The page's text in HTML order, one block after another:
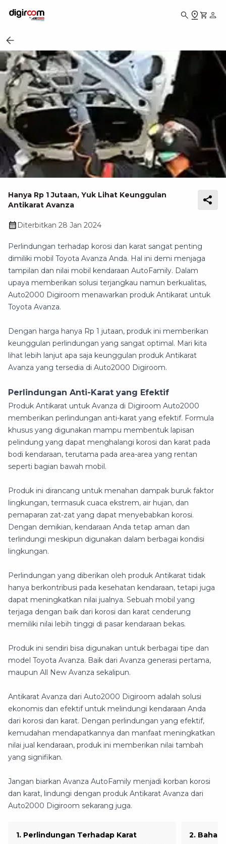
Hanya Rp 1 Jutaan, Yuk Lihat Keunggulan
Antikarat Avanza
Diterbitkan 28 Jan 2024
Perlindungan terhadap korosi dan karat sangat penting
dimiliki mobil Toyota Avanza Anda. Hal ini demi menjaga
tampilan dan nilai mobil kendaraan AutoFamily. Dalam
upaya memberikan solusi terjangkau namun berkualitas,
Auto2000 Digiroom menawarkan produk Antikarat untuk
Toyota Avanza.
Dengan harga hanya Rp 1 jutaan, produk ini memberikan
keunggulan perlindungan yang sangat optimal. Mari kita
lihat lebih lanjut apa saja keunggulan produk Antikarat
Avanza yang tersedia di Auto2000 Digiroom.
Perlindungan Anti-Karat yang Efektif
Produk Antikarat untuk Avanza di Digiroom Auto2000
memberikan perlindungan anti-karat yang efektif. Formula
khusus yang digunakan mampu membentuk lapisan
pelindung yang dapat menghalangi korosi dan karat pada
bodi kendaraan, terutama pada area-area yang rentan
seperti bagian bawah mobil.
Produk ini dirancang untuk menahan dampak buruk faktor
lingkungan, termasuk cuaca ekstrem, air hujan, dan
pemaparan zat-zat yang dapat menyebabkan korosi.
Dengan demikian, kendaraan Anda tetap aman dan
terlindungi meskipun digunakan dalam berbagai kondisi
lingkungan.
Perlindungan yang diberikan oleh produk Antikarat tidak
hanya berkontribusi pada kesehatan kendaraan, tetapi juga
dapat meningkatkan nilai jualnya. Sebuah mobil yang
terjaga dengan baik dari korosi dan karat cenderung
memiliki nilai lebih tinggi di pasar kendaraan bekas.
Produk ini sendiri bisa digunakan untuk berbagai tipe dan
model Toyota Avanza. Baik dari Avanza generasi pertama,
maupun All New Avanza sekalipun.
Antikarat Avanza dari Auto2000 Digiroom adalah solusi
ekonomis dan efektif untuk melindungi kendaraan Anda
dari korosi dan karat. Dengan perlindungan yang efektif,
kemudahan mendapatkannya dan manfaat meningkatkan
nilai jual kendaraan, produk ini memberikan nilai tambah
yang signifikan.
Jangan biarkan Avanza AutoFamily menjadi korban korosi
dan karat, lindungi dengan produk Antikarat Avanza dari
Auto2000 Digiroom sekarang juga.
1. Perlindungan Terhadap Karat
2. Bahan